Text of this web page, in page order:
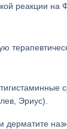
реакции на
Эриус).
дерматите